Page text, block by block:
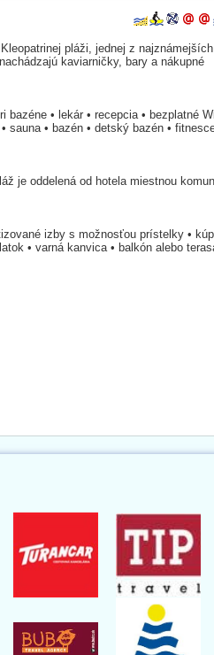
pláži, jednej z najznámejších
kaviarničky, bary a nákupné
bazéne • lekár • recepcia • bezplatné
sauna • bazén • detský bazén •
je oddelená od hotela miestnou
izby s možnosťou prístelky •
• varná kanvica • balkón alebo